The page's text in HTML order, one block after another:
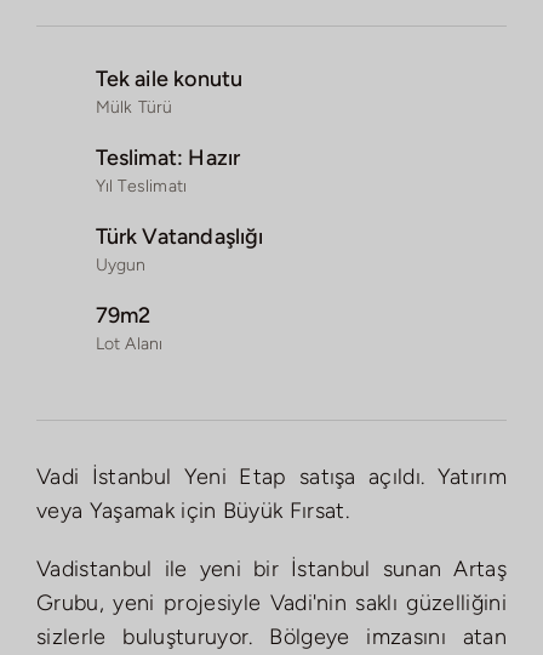
Tek aile konutu
Mülk Türü
Teslimat: Hazır
Yıl Teslimatı
Türk Vatandaşlığı
Uygun
79m2
Lot Alanı
Vadi İstanbul Yeni Etap satışa açıldı. Yatırım
veya Yaşamak için Büyük Fırsat.
Vadistanbul ile yeni bir İstanbul sunan Artaş
Grubu, yeni projesiyle Vadi'nin saklı güzelliğini
sizlerle buluşturuyor. Bölgeye imzasını atan